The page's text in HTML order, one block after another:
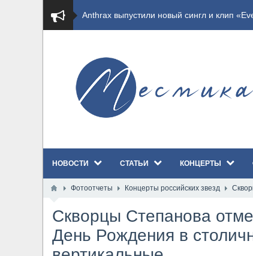
​Wacken Open Air 2027 объявил новую волну
​Wacken Open Air 2026 полностью
GHOST возвращаются на большие экраны
​Wacken Open Air 2026: открыт новый
Всероссийский рок-фестиваль HAMMER
НОВОСТИ СТАТЬИ КОНЦЕРТЫ
Фотоотчеты Концерты российских звезд
Скворцы Степанова
День Рождения в